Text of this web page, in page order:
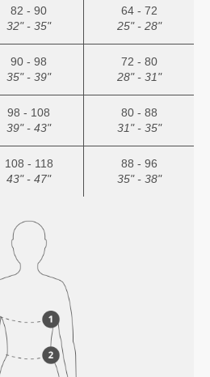
82 - 90
32" - 35"
64 - 72
25" - 28"
90 - 98
35" - 39"
72 - 80
28" - 31"
98 - 108
39" - 43"
80 - 88
31" - 35"
108 - 118
43" - 47"
88 - 96
35" - 38"